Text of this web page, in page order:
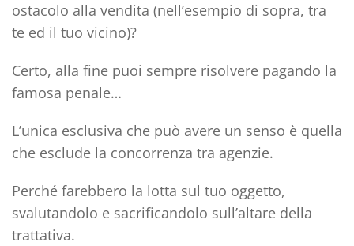
ostacolo alla vendita (nell’esempio di sopra, tra
te ed il tuo vicino)?
Certo, alla fine puoi sempre risolvere pagando la
famosa penale…
L’unica esclusiva che può avere un senso è quella
che esclude la concorrenza tra agenzie.
Perché farebbero la lotta sul tuo oggetto,
svalutandolo e sacrificandolo sull’altare della
trattativa.